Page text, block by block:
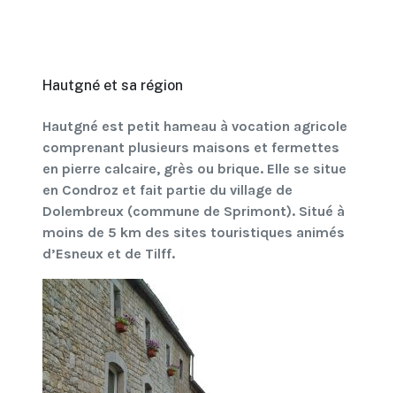
Hautgné et sa région
Hautgné est petit hameau à vocation agricole
comprenant plusieurs maisons et fermettes
en pierre calcaire, grès ou brique. Elle se situe
en Condroz et fait partie du village de
Dolembreux (commune de Sprimont). Situé à
moins de 5 km des sites touristiques animés
d’Esneux et de Tilff.